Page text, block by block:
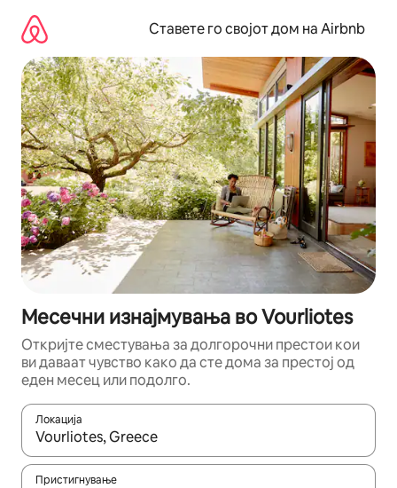
содржина
Ставете го својот дом на Airbnb
Месечни изнајмувања во Vourliotes
Откријте сместувања за долгорочни престои кои
ви даваат чувство како да сте дома за престој од
еден месец или подолго.
Локација
Кога резултатите се достапни, движете се со копчињата
Пристигнување